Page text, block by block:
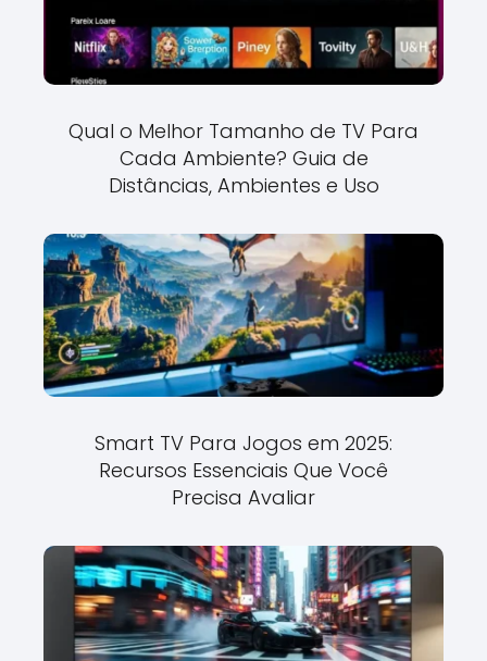
Qual o Melhor Tamanho de TV Para
Cada Ambiente? Guia de
Distâncias, Ambientes e Uso
Smart TV Para Jogos em 2025:
Recursos Essenciais Que Você
Precisa Avaliar